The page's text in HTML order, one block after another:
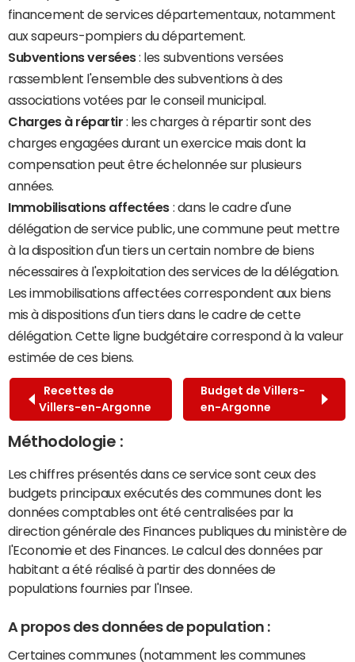
financement de services départementaux, notamment
aux sapeurs-pompiers du département.
Subventions versées: les subventions versées
rassemblent l'ensemble des subventions à des
associations votées par le conseil municipal.
Charges à répartir : les charges à répartir sont des
charges engagées durant un exercice mais dont la
compensation peut être échelonnée sur plusieurs
années.
Immobilisations affectées : dans le cadre d'une
délégation de service public, une commune peut mettre
à la disposition d'un tiers un certain nombre de biens
nécessaires à l'exploitation des services de la délégation.
Les immobilisations affectées correspondent aux biens
mis à dispositions d'un tiers dans le cadre de cette
délégation. Cette ligne budgétaire correspond à la valeur
estimée de ces biens.
Recettes de
Villers-en-Argonne
Budget de Villers-
en-Argonne
Méthodologie :
Les chiffres présentés dans ce service sont ceux des
budgets principaux exécutés des communes dont les
données comptables ont été centralisées par la
direction générale des Finances publiques du ministère de
l'Economie et des Finances. Le calcul des données par
habitant a été réalisé à partir des données de
populations fournies par l'Insee.
A propos des données de population :
Certaines communes (notamment les communes